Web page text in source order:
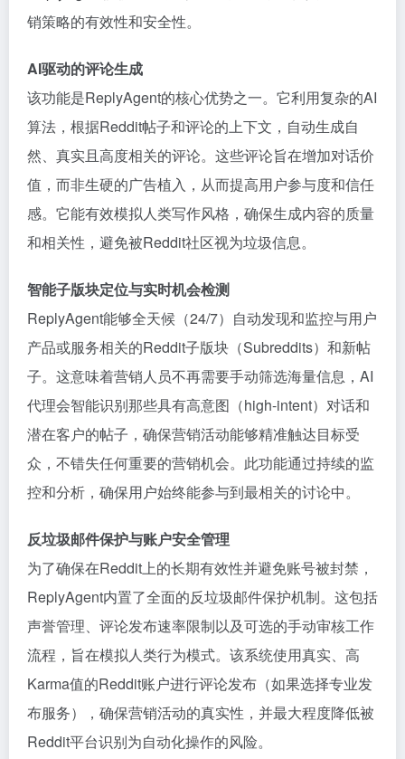
销策略的有效性和安全性。
AI驱动的评论生成
该功能是ReplyAgent的核心优势之一。它利用复杂的AI
算法，根据Reddit帖子和评论的上下文，自动生成自
然、真实且高度相关的评论。这些评论旨在增加对话价
值，而非生硬的广告植入，从而提高用户参与度和信任
感。它能有效模拟人类写作风格，确保生成内容的质量
和相关性，避免被Reddit社区视为垃圾信息。
智能子版块定位与实时机会检测
ReplyAgent能够全天候（24/7）自动发现和监控与用户
产品或服务相关的Reddit子版块（Subreddits）和新帖
子。这意味着营销人员不再需要手动筛选海量信息，AI
代理会智能识别那些具有高意图（high-intent）对话和
潜在客户的帖子，确保营销活动能够精准触达目标受
众，不错失任何重要的营销机会。此功能通过持续的监
控和分析，确保用户始终能参与到最相关的讨论中。
反垃圾邮件保护与账户安全管理
为了确保在Reddit上的长期有效性并避免账号被封禁，
ReplyAgent内置了全面的反垃圾邮件保护机制。这包括
声誉管理、评论发布速率限制以及可选的手动审核工作
流程，旨在模拟人类行为模式。该系统使用真实、高
Karma值的Reddit账户进行评论发布（如果选择专业发
布服务），确保营销活动的真实性，并最大程度降低被
Reddit平台识别为自动化操作的风险。